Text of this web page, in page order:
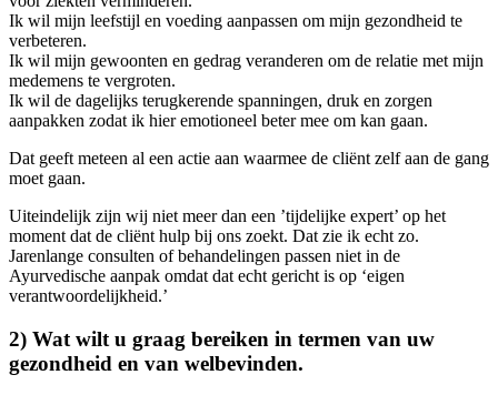
Ik wil mijn leefstijl en voeding aanpassen om mijn gezondheid te
verbeteren.
Ik wil mijn gewoonten en gedrag veranderen om de relatie met mijn
medemens te vergroten.
Ik wil de dagelijks terugkerende spanningen, druk en zorgen
aanpakken zodat ik hier emotioneel beter mee om kan gaan.
Dat geeft meteen al een actie aan waarmee de cliënt zelf aan de gang
moet gaan.
Uiteindelijk zijn wij niet meer dan een ’tijdelijke expert’ op het
moment dat de cliënt hulp bij ons zoekt. Dat zie ik echt zo.
Jarenlange consulten of behandelingen passen niet in de
Ayurvedische aanpak omdat dat echt gericht is op ‘eigen
verantwoordelijkheid.’
2) Wat wilt u graag bereiken in termen van uw
gezondheid en van welbevinden.